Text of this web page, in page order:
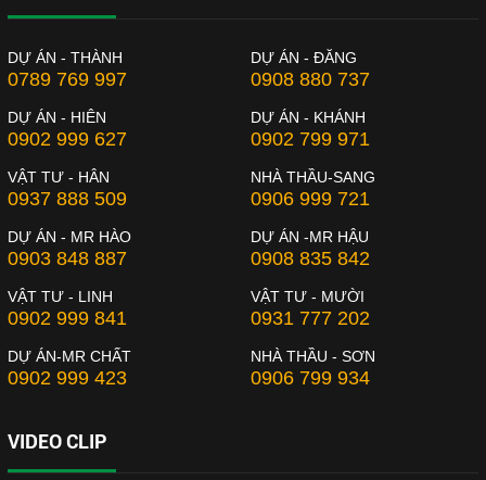
DỰ ÁN - THÀNH
0789 769 997
DỰ ÁN - ĐĂNG
0908 880 737
DỰ ÁN - HIÊN
0902 999 627
DỰ ÁN - KHÁNH
0902 799 971
VẬT TƯ - HÂN
0937 888 509
NHÀ THẦU-SANG
0906 999 721
DỰ ÁN - MR HÀO
0903 848 887
DỰ ÁN -MR HẬU
0908 835 842
VẬT TƯ - LINH
0902 999 841
VẬT TƯ - MƯỜI
0931 777 202
DỰ ÁN-MR CHẤT
0902 999 423
NHÀ THẦU - SƠN
0906 799 934
VIDEO CLIP